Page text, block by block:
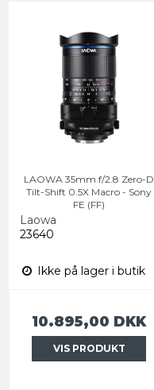
LAOWA 35mm f/2.8 Zero-D
Tilt-Shift 0.5X Macro - Sony
FE (FF)
Laowa
23640
Ikke på lager i butik
10.895,00 DKK
VIS PRODUKT